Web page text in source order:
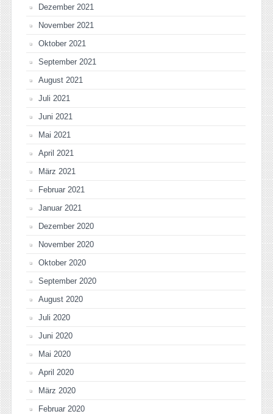
Dezember 2021
November 2021
Oktober 2021
September 2021
August 2021
Juli 2021
Juni 2021
Mai 2021
April 2021
März 2021
Februar 2021
Januar 2021
Dezember 2020
November 2020
Oktober 2020
September 2020
August 2020
Juli 2020
Juni 2020
Mai 2020
April 2020
März 2020
Februar 2020